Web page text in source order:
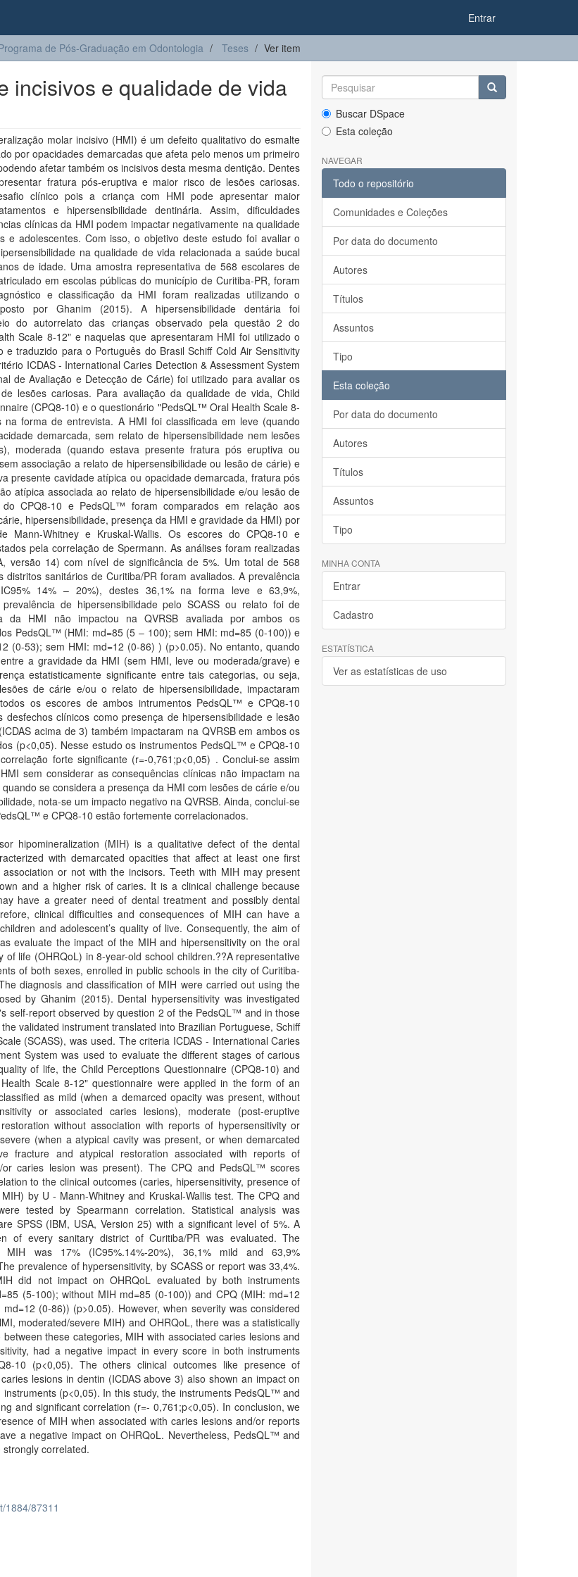
Entrar
de Pós-Graduação em Odontologia Teses Ver item
incisivos e qualidade de vida
molar incisivo (HMI) é um defeito qualitativo do esmalte
por opacidades demarcadas que afeta pelo menos um primeiro
afetar também os incisivos desta mesma dentição. Dentes
fratura pós-eruptiva e maior risco de lesões cariosas.
clínico pois a criança com HMI pode apresentar maior
e hipersensibilidade dentinária. Assim, dificuldades
clínicas da HMI podem impactar negativamente na qualidade
e adolescentes. Com isso, o objetivo deste estudo foi avaliar o
na qualidade de vida relacionada a saúde bucal
de idade. Uma amostra representativa de 568 escolares de
em escolas públicas do município de Curitiba-PR, foram
e classificação da HMI foram realizadas utilizando o
por Ghanim (2015). A hipersensibilidade dentária foi
do autorrelato das crianças observado pela questão 2 do
Scale 8-12" e naquelas que apresentaram HMI foi utilizado o
e traduzido para o Português do Brasil Schiff Cold Air Sensitivity
ICDAS - International Caries Detection & Assessment System
de Avaliação e Detecção de Cárie) foi utilizado para avaliar os
lesões cariosas. Para avaliação da qualidade de vida, Child
(CPQ8-10) e o questionário "PedsQL™ Oral Health Scale 8-
na forma de entrevista. A HMI foi classificada em leve (quando
demarcada, sem relato de hipersensibilidade nem lesões
moderada (quando estava presente fratura pós eruptiva ou
associação a relato de hipersensibilidade ou lesão de cárie) e
presente cavidade atípica ou opacidade demarcada, fratura pós
atípica associada ao relato de hipersensibilidade e/ou lesão de
CPQ8-10 e PedsQL™ foram comparados em relação aos
hipersensibilidade, presença da HMI e gravidade da HMI) por
Mann-Whitney e Kruskal-Wallis. Os escores do CPQ8-10 e
pela correlação de Spermann. As análises foram realizadas
versão 14) com nível de significância de 5%. Um total de 568
distritos sanitários de Curitiba/PR foram avaliados. A prevalência
14% – 20%), destes 36,1% na forma leve e 63,9%,
de hipersensibilidade pelo SCASS ou relato foi de
da HMI não impactou na QVRSB avaliada por ambos os
PedsQL™ (HMI: md=85 (5 – 100); sem HMI: md=85 (0-100)) e
(0-53); sem HMI: md=12 (0-86) ) (p>0.05). No entanto, quando
a gravidade da HMI (sem HMI, leve ou moderada/grave) e
estatisticamente significante entre tais categorias, ou seja,
de cárie e/ou o relato de hipersensibilidade, impactaram
os escores de ambos intrumentos PedsQL™ e CPQ8-10
desfechos clínicos como presença de hipersensibilidade e lesão
acima de 3) também impactaram na QVRSB em ambos os
(p<0,05). Nesse estudo os instrumentos PedsQL™ e CPQ8-10
forte significante (r=-0,761;p<0,05) . Conclui-se assim
sem considerar as consequências clínicas não impactam na
se considera a presença da HMI com lesões de cárie e/ou
nota-se um impacto negativo na QVRSB. Ainda, conclui-se
e CPQ8-10 estão fortemente correlacionados.
hipomineralization (MIH) is a qualitative defect of the dental
with demarcated opacities that affect at least one first
or not with the incisors. Teeth with MIH may present
and a higher risk of caries. It is a clinical challenge because
have a greater need of dental treatment and possibly dental
clinical difficulties and consequences of MIH can have a
and adolescent’s quality of live. Consequently, the aim of
evaluate the impact of the MIH and hipersensitivity on the oral
of life (OHRQoL) in 8-year-old school children.??A representative
of both sexes, enrolled in public schools in the city of Curitiba-
diagnosis and classification of MIH were carried out using the
by Ghanim (2015). Dental hypersensitivity was investigated
self-report observed by question 2 of the PedsQL™ and in those
validated instrument translated into Brazilian Portuguese, Schiff
(SCASS), was used. The criteria ICDAS - International Caries
System was used to evaluate the different stages of carious
of life, the Child Perceptions Questionnaire (CPQ8-10) and
Scale 8-12" questionnaire were applied in the form of an
as mild (when a demarced opacity was present, without
or associated caries lesions), moderate (post-eruptive
without association with reports of hypersensitivity or
(when a atypical cavity was present, or when demarcated
fracture and atypical restoration associated with reports of
or caries lesion was present). The CPQ and PedsQL™ scores
to the clinical outcomes (caries, hipersensitivity, presence of
by U - Mann-Whitney and Kruskal-Wallis test. The CPQ and
tested by Spearmann correlation. Statistical analysis was
SPSS (IBM, USA, Version 25) with a significant level of 5%. A
of every sanitary district of Curitiba/PR was evaluated. The
was 17% (IC95%.14%-20%), 36,1% mild and 63,9%
prevalence of hypersensitivity, by SCASS or report was 33,4%.
did not impact on OHRQoL evaluated by both instruments
(5-100); without MIH md=85 (0-100)) and CPQ (MIH: md=12
(0-86)) (p>0.05). However, when severity was considered
moderated/severe MIH) and OHRQoL, there was a statistically
these categories, MIH with associated caries lesions and
had a negative impact in every score in both instruments
10 (p<0,05). The others clinical outcomes like presence of
lesions in dentin (ICDAS above 3) also shown an impact on
instruments (p<0,05). In this study, the instruments PedsQL™ and
and significant correlation (r=- 0,761;p<0,05). In conclusion, we
of MIH when associated with caries lesions and/or reports
a negative impact on OHRQoL. Nevertheless, PedsQL™ and
correlated.
1884/87311
Buscar DSpace
Esta coleção
NAVEGAR
Todo o repositório
Comunidades e Coleções
Por data do documento
Autores
Títulos
Assuntos
Tipo
Esta coleção
Por data do documento
Autores
Títulos
Assuntos
Tipo
MINHA CONTA
Entrar
Cadastro
ESTATÍSTICA
Ver as estatísticas de uso